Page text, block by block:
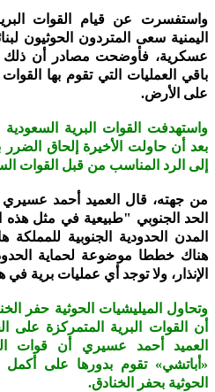
واستفسرت عن قيام القوات
اليمنية سعى المتردون الحوثيون
عسكرية، فأوضحت مصادر أن ذلك
باقي العمليات التي تقوم بها
على الأرض.
واستهدفت القوات البرية
بعد أن حاولت الأخيرة إلحاق الضرر
إلى الرد المناسب من قبل القوات
من جهته، قال العميد أحمد عسيري
الحد الجنوبي "طبيعية في مثل هذه
المدن الحدودية الجنوبية
هناك خططا موضوعة لحماية
الإنذار، ولا توجد أي عمليات برية
وتحاول الميليشيات الحوثية حفر
أن القوات البرية المتمركزة على
العميد أحمد عسيري أن قوات
«أباتشي» تقوم بدورها على
الحوثية بحفر الخنادق.